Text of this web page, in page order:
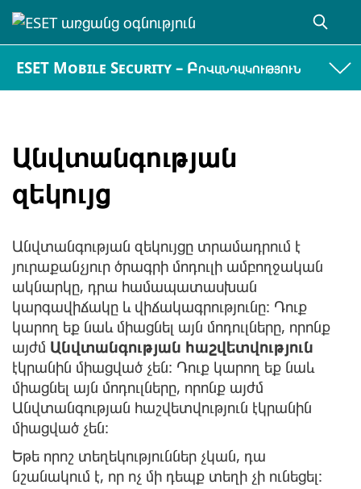
ESET Mobile Security – Բովանդակություն
Անվտանգության
զեկույց
Անվտանգության զեկույցը տրամադրում է
յուրաքանչյուր ծրագրի մոդուլի ամբողջական
ակնարկը, դրա համապատասխան
կարգավիճակը և վիճակագրությունը: Դուք
կարող եք նաև միացնել այն մոդուլները, որոնք
այժմ Անվտանգության հաշվետվություն
էկրանին միացված չեն: Դուք կարող եք նաև
միացնել այն մոդուլները, որոնք այժմ
Անվտանգության հաշվետվություն էկրանին
միացված չեն:
Եթե որոշ տեղեկություններ չկան, դա
նշանակում է, որ ոչ մի դեպք տեղի չի ունեցել: